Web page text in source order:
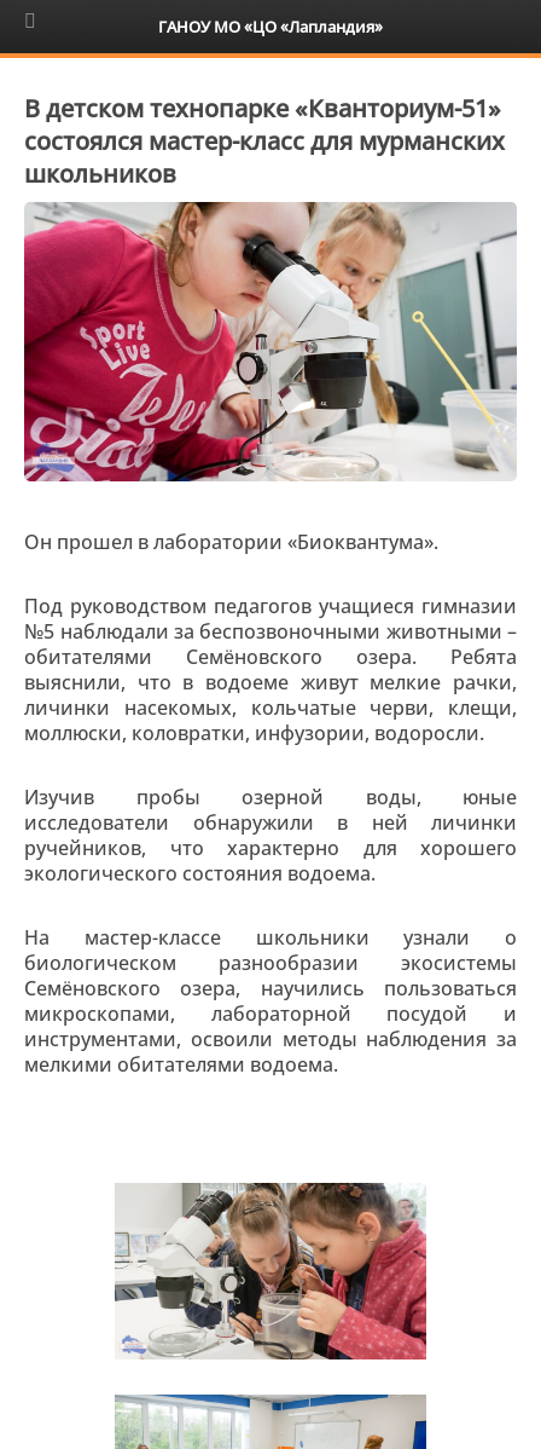
6+
В детском технопарке «Кванториум-51»
состоялся мастер-класс для мурманских
школьников
Он прошел в лаборатории «Биоквантума».
Под руководством педагогов учащиеся гимназии
№5 наблюдали за беспозвоночными животными –
обитателями Семёновского озера. Ребята
выяснили, что в водоеме живут мелкие рачки,
личинки насекомых, кольчатые черви, клещи,
моллюски, коловратки, инфузории, водоросли.
Изучив пробы озерной воды, юные
исследователи обнаружили в ней личинки
ручейников, что характерно для хорошего
экологического состояния водоема.
На мастер-классе школьники узнали о
биологическом разнообразии экосистемы
Семёновского озера, научились пользоваться
микроскопами, лабораторной посудой и
инструментами, освоили методы наблюдения за
мелкими обитателями водоема.
ГАНОУ МО «ЦО «Лапландия»